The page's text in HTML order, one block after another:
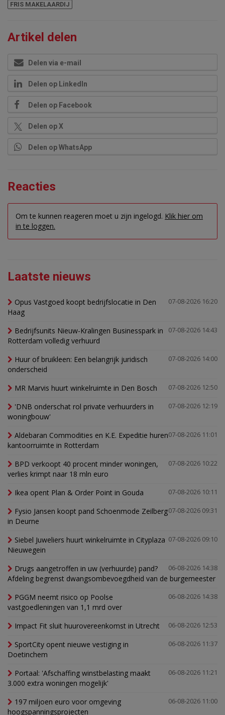
FRIS MAKELAARDIJ
Artikel delen
Delen via e-mail
Delen op LinkedIn
Delen op Facebook
Delen op X
Delen op WhatsApp
Reacties
Om te kunnen reageren moet u zijn ingelogd. Klik hier om
in te loggen.
Laatste nieuws
07-08-2026 16:20
Opus Vastgoed koopt bedrijfslocatie in Den
Haag
07-08-2026 14:43
Bedrijfsunits Nieuw-Kralingen Businesspark in
Rotterdam volledig verhuurd
07-08-2026 14:00
Huur of bruikleen: Een belangrijk juridisch
onderscheid
07-08-2026 12:50
MR Marvis huurt winkelruimte in Den Bosch
07-08-2026 12:19
'DNB onderschat rol private verhuurders in
woningbouw'
07-08-2026 11:01
Aldebaran Commodities en K.E. Expeditie huren
kantoorruimte in Rotterdam
07-08-2026 10:22
BPD verkoopt 40 procent minder woningen,
verlies krimpt naar 18 mln euro
07-08-2026 10:11
Ikea opent Plan & Order Point in Gouda
07-08-2026 09:31
Fysio Jansen koopt pand Schoenmode Zeilberg
in Deurne
07-08-2026 09:10
Siebel Juweliers huurt winkelruimte in Cityplaza
Nieuwegein
06-08-2026 14:38
Drugs aangetroffen in uw (verhuurde) pand?
Afdeling begrenst dwangsombevoegdheid van de burgemeester
06-08-2026 14:38
PGGM neemt risico op Poolse
vastgoedleningen van 1,1 mrd over
06-08-2026 12:53
Impact Fit sluit huurovereenkomst in Utrecht
06-08-2026 11:37
SportCity opent nieuwe vestiging in
Doetinchem
06-08-2026 11:21
Portaal: 'Afschaffing winstbelasting maakt
3.000 extra woningen mogelijk'
06-08-2026 11:00
197 miljoen euro voor omgeving
hoogspanningsprojecten